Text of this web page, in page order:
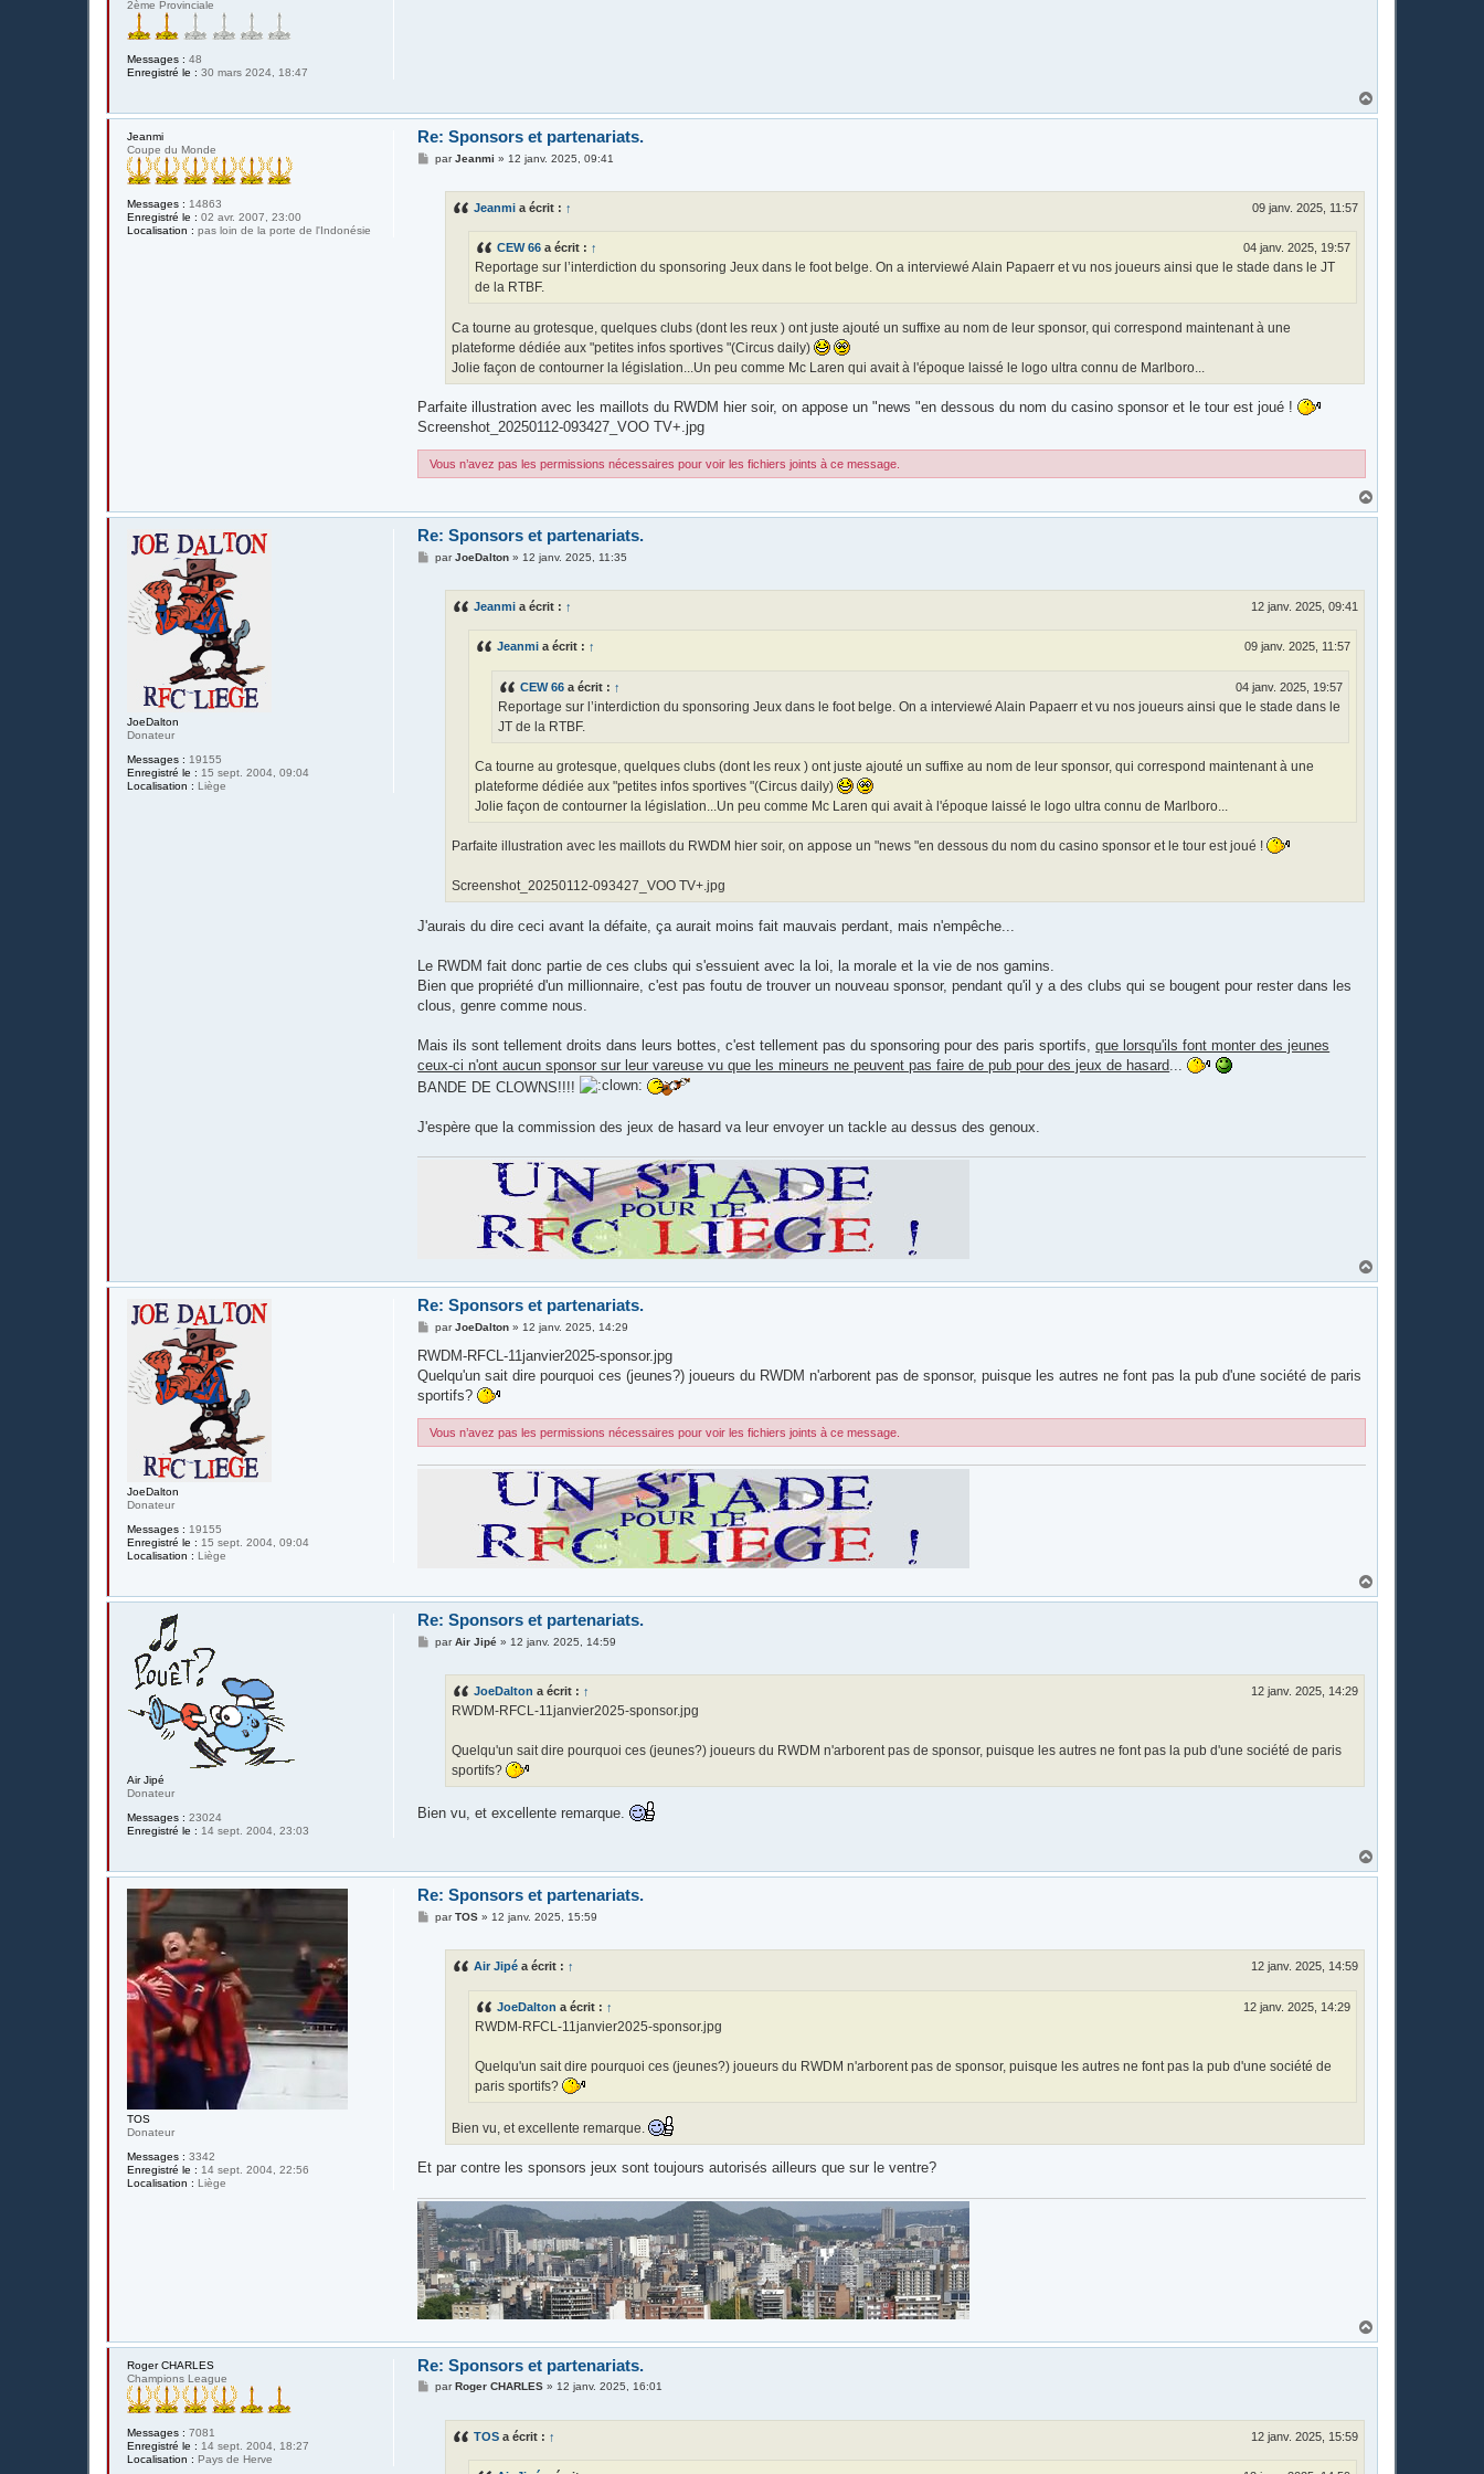
2ème Provinciale
Messages : 48
Enregistré le : 30 mars 2024, 18:47
a
Jeanmi
Coupe du Monde
Messages : 14863
Enregistré le : 02 avr. 2007, 23:00
Localisation : pas loin de la porte de l'Indonésie
Re: Sponsors et partenariats.
MparJeanmi » 12 janv. 2025, 09:41
Jeanmi a écrit : ↑ 09 janv. 2025, 11:57
CEW 66 a écrit : ↑ 04 janv. 2025, 19:57
Reportage sur l’interdiction du sponsoring Jeux dans le foot belge. On a interviewé Alain Papaerr et vu nos joueurs ainsi que le stade dans le JT
de la RTBF.
Ca tourne au grotesque, quelques clubs (dont les reux ) ont juste ajouté un suffixe au nom de leur sponsor, qui correspond maintenant à une
plateforme dédiée aux "petites infos sportives "(Circus daily)
Jolie façon de contourner la législation...Un peu comme Mc Laren qui avait à l'époque laissé le logo ultra connu de Marlboro...
Parfaite illustration avec les maillots du RWDM hier soir, on appose un "news "en dessous du nom du casino sponsor et le tour est joué !
Screenshot_20250112-093427_VOO TV+.jpg
Vous n’avez pas les permissions nécessaires pour voir les fichiers joints à ce message.
a
JoeDalton
Donateur
Messages : 19155
Enregistré le : 15 sept. 2004, 09:04
Localisation : Liège
Re: Sponsors et partenariats.
MparJoeDalton » 12 janv. 2025, 11:35
Jeanmi a écrit : ↑ 12 janv. 2025, 09:41
Jeanmi a écrit : ↑ 09 janv. 2025, 11:57
CEW 66 a écrit : ↑ 04 janv. 2025, 19:57
Reportage sur l’interdiction du sponsoring Jeux dans le foot belge. On a interviewé Alain Papaerr et vu nos joueurs ainsi que le stade dans le
JT de la RTBF.
Ca tourne au grotesque, quelques clubs (dont les reux ) ont juste ajouté un suffixe au nom de leur sponsor, qui correspond maintenant à une
plateforme dédiée aux "petites infos sportives "(Circus daily)
Jolie façon de contourner la législation...Un peu comme Mc Laren qui avait à l'époque laissé le logo ultra connu de Marlboro...
Parfaite illustration avec les maillots du RWDM hier soir, on appose un "news "en dessous du nom du casino sponsor et le tour est joué !
Screenshot_20250112-093427_VOO TV+.jpg
J'aurais du dire ceci avant la défaite, ça aurait moins fait mauvais perdant, mais n'empêche...
Le RWDM fait donc partie de ces clubs qui s'essuient avec la loi, la morale et la vie de nos gamins.
Bien que propriété d'un millionnaire, c'est pas foutu de trouver un nouveau sponsor, pendant qu'il y a des clubs qui se bougent pour rester dans les
clous, genre comme nous.
Mais ils sont tellement droits dans leurs bottes, c'est tellement pas du sponsoring pour des paris sportifs,que lorsqu'ils font monter des jeunes
ceux-ci n'ont aucun sponsor sur leur vareuse vu que les mineurs ne peuvent pas faire de pub pour des jeux de hasard ...
BANDE DE CLOWNS!!!!
J'espère que la commission des jeux de hasard va leur envoyer un tackle au dessus des genoux.
a
JoeDalton
Donateur
Messages : 19155
Enregistré le : 15 sept. 2004, 09:04
Localisation : Liège
Re: Sponsors et partenariats.
M
s
a
g
parJoeDalton » 12 janv. 2025, 14:29
RWDM-RFCL-11janvier2025-sponsor.jpg
Quelqu'un sait dire pourquoi ces (jeunes?) joueurs du RWDM n'arborent pas de sponsor, puisque les autres ne font pas la pub d'une société de paris
sportifs?
Vous n’avez pas les permissions nécessaires pour voir les fichiers joints à ce message.
a
Air Jipé
Donateur
Messages : 23024
Enregistré le : 14 sept. 2004, 23:03
Re: Sponsors et partenariats.
MparAir Jipé » 12 janv. 2025, 14:59
JoeDalton a écrit : ↑ 12 janv. 2025, 14:29
RWDM-RFCL-11janvier2025-sponsor.jpg
Quelqu'un sait dire pourquoi ces (jeunes?) joueurs du RWDM n'arborent pas de sponsor, puisque les autres ne font pas la pub d'une société de paris
sportifs?
Bien vu, et excellente remarque.
a
TOS
Donateur
Messages : 3342
Enregistré le : 14 sept. 2004, 22:56
Localisation : Liège
Re: Sponsors et partenariats.
MparTOS » 12 janv. 2025, 15:59
Air Jipé a écrit : ↑ 12 janv. 2025, 14:59
JoeDalton a écrit : ↑ 12 janv. 2025, 14:29
RWDM-RFCL-11janvier2025-sponsor.jpg
Quelqu'un sait dire pourquoi ces (jeunes?) joueurs du RWDM n'arborent pas de sponsor, puisque les autres ne font pas la pub d'une société de
paris sportifs?
Bien vu, et excellente remarque.
Et par contre les sponsors jeux sont toujours autorisés ailleurs que sur le ventre?
a
Roger CHARLES
Champions League
Messages : 7081
Enregistré le : 14 sept. 2004, 18:27
Localisation : Pays de Herve
Re: Sponsors et partenariats.
Mpar Roger CHARLES »12 janv. 2025, 16:01
TOS a écrit : ↑ 12 janv. 2025, 15:59